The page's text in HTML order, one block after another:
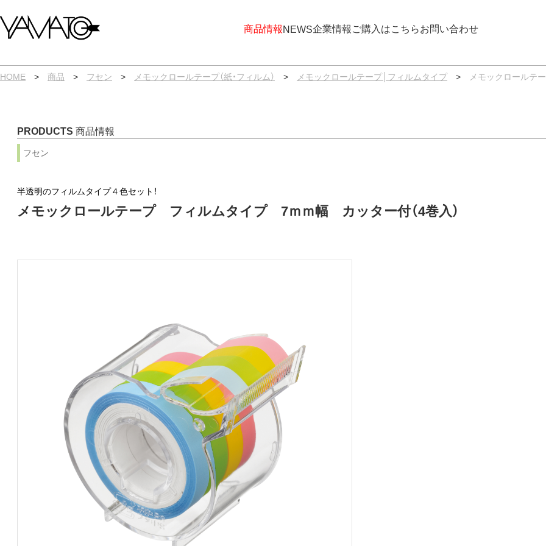
容
を
ッ
プ
商品情報 NEWS企業情報 ご購入はこちらお問い合わせ
HOME > 商品 > フセン > メモックロールテープ（紙・フィルム） > メモックロールテープ│フィルムタイプ > メモックロールテ
PRODUCTS 商品情報
フセン
半透明のフィルムタイプ４色セット！
メモックロールテープ フィルムタイプ 7ｍｍ幅 カッター付（4巻入）